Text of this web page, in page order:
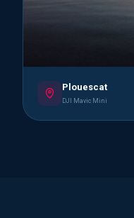
Plouescat
DJI Mavic Mini